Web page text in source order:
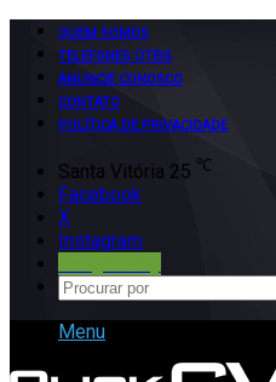
QUEM SOMOS
TELEFONES ÚTEIS
ANUNCIE CONOSCO
CONTATO
POLÍTICA DE PRIVACIDADE
Santa Vitória 25 ℃
Facebook
X
Instagram
Menu